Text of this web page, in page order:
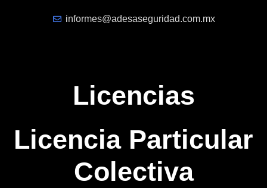
informes@adesaseguridad.com.mx
Licencias
Licencia Particular
Colectiva